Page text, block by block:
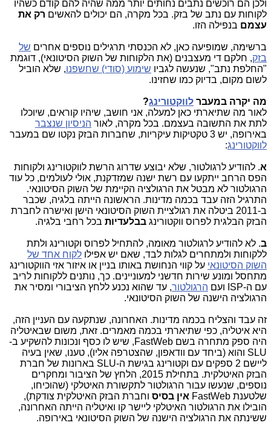
ולכן הם רוכשים נתבים נחותים יותר ממה שהיה להם קודם כשהיו
לקוחות עם נתב של בזק. בכל מקרה, הם יכולים להאשים רק את
עצמם בנפילה הזו.
ברשימה, שמופיעה כאן, לא הכנסתי תרגילים נוספים אחרים של
בזק, חלקם די מעצבנים (את הלקוחות של השוק הסיטונאי), דוגמת
"החלפת נתב", שנעשה לגביו שימוע (סודי) שחשפנו, שלא הוביל
לשום מקום, בדיוק כמו שחזינו.
מה יקרה במעבר לווקטורינג?
לאור מה שתיארתי כאן למעלה, אני חושב, שיהיו קוראים, שיוכלו
לתת את התשובה בעצמם. בכל מקרה, לאור הניסיון שנצבר
באירופה, יש 3 טקטיקות עיקריות, שחברות הבזק נקטו שם במעבר
לווקטורינג:
א. להודיע לרגולטור, שלא יבוצע שדרוג הרשת לווקטורינג ולקוחות
הפס הרחב ייתקעו עם רשת ישנה שמזדקנת, אולי לעולמים, כל עוד
הרגולטור לא מבטל את הרגולציה הקיימת של השוק הסיטונאי.
התרגיל הזה עבד בכמה מדינות. הראשונה הייתה בלגיה, שכבר
ב-2011 ביטלה את רגולציית השוק הסיטונאי הישן ואישרה לחברת
הבזק הבלגית לפרוס ווקטורינג בבלעדיות בכל רחבי בלגיה.
ב. לא להודיע לרגולטור מאומה, להתחיל לפרוס וקטורינג ולתת
ללקוחות ולמתחרים לגלות לבד, שאם יש אפילו לקוח אחד של
השוק הסיטונאי על קווי הנחושת באותו בניין או איזור אזי הווקטורינג
מתחסל ומונע שירות חדשני למעוניינים. כך, נותנים ללקוחות לריב
עם ה-ISP ועם
הרגולטור, עד שהוא נכנע ללחץ הציבורי ומסיר את
הרגולציה הישנה של השוק הסיטונאי.
זה עבד והצליח בכמה מדינות. האחרונה, שנתקעה עם העניין הזה,
היא איטליה, כפי שתיארתי בכמה מאמרים. זאת, משום שבאיטליה
היה ספק מתחרה בשם FastWeb, שיש לו כסף ונכונות להשקיע ב-
SLU והוא (ביחד עם וודאפון, שהצטרפה אליו), טענו, שאין בעיה
ליישם 2 ספקים עם וקטורינג בגישת ה-SLU בארונות של חברת
הבזק האיטלקית. בתחילת 2015, הלחץ של הציבור ומחקרים
נוספים, שנעשו עבור הרגולטור לתקשורת האיטלקי (שהוכיחו,
שלטענת FastWeb
אין בסיס וחברת הבזק האיטלקית צודקת),
הובילו את הרגולטור האיטלקי ליישר קו ואיטליה הייתה האחרונה,
ששינתה את הרגולציה הישנה של השוק הסיטונאי באירופה.